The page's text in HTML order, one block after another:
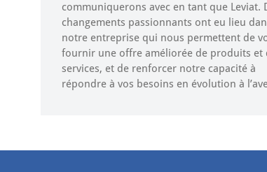
communiquerons avec en tant que Leviat.
changements passionnants ont eu lieu
notre entreprise qui nous permettent de
fournir une offre améliorée de produits et
services, et de renforcer notre capacité à
répondre à vos besoins en évolution à